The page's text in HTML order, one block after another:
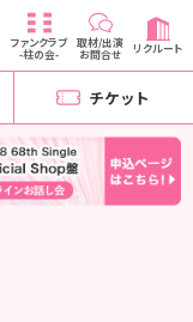
ファンクラブ
-柱の会-
取材/出演
お問合せ リクルート
チケット